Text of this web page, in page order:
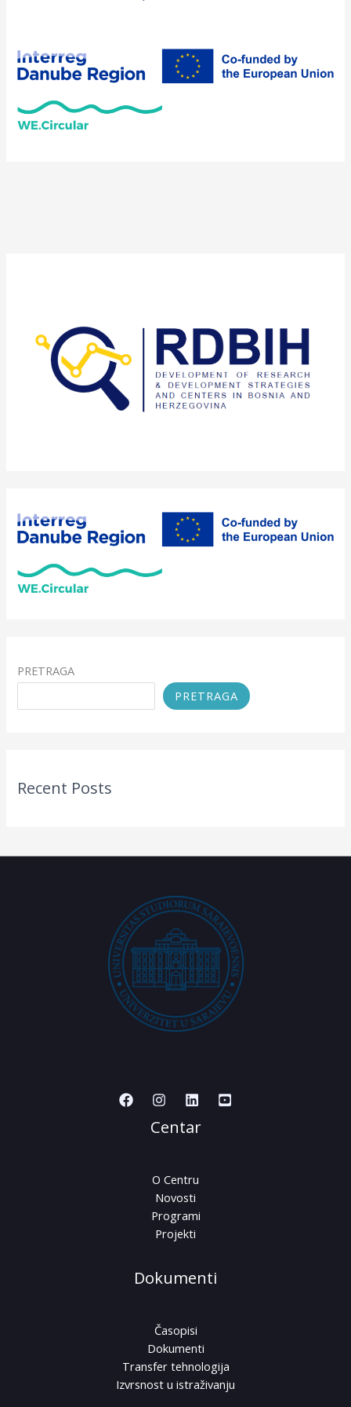
PRETRAGA
PRETRAGA
Recent Posts
Centar
O Centru
Novosti
Programi
Projekti
Dokumenti
Časopisi
Dokumenti
Transfer tehnologija
Izvrsnost u istraživanju